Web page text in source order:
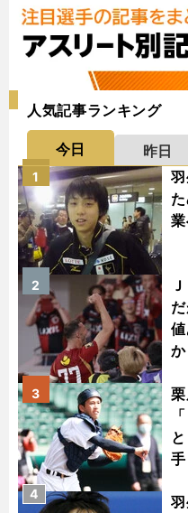
人気記事ランキング
今日 昨日
1
か
2
3
4